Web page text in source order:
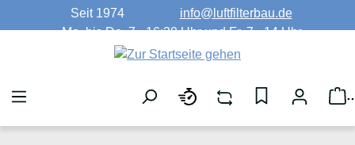
Zum Hauptinhalt springen
Seit 1974
info@luftfilterbau.de
Mo. bis Do. 7 - 16:30 Uhr und Fr. 7 - 14 Uhr